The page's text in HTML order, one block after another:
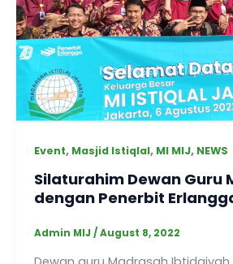
Event, Masjid Istiqlal, MI MIJ, NEWS
Silaturahim Dewan Guru
dengan Penerbit
Admin MIJ /August 8, 2022